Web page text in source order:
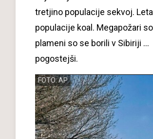
tretjino populacije sekvoj.
populacije koal. Megapožari
plameni so se borili v Sibiriji
pogostejši.
FOTO: AP